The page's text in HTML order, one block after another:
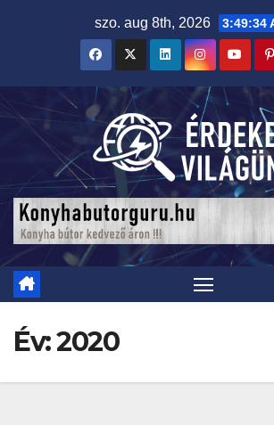
szo. aug 8th, 2026 3:49:35
Év:2020